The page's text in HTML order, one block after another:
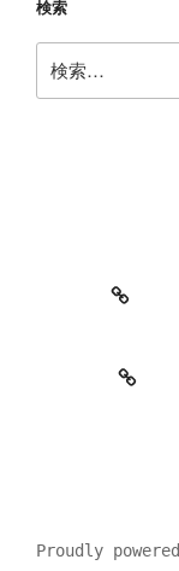
検索
索:
教室・レッスン
レッスン料金
お知らせ
お世話になって
Contact
’90
#2818 (タイ
特定商取引法
Proudly